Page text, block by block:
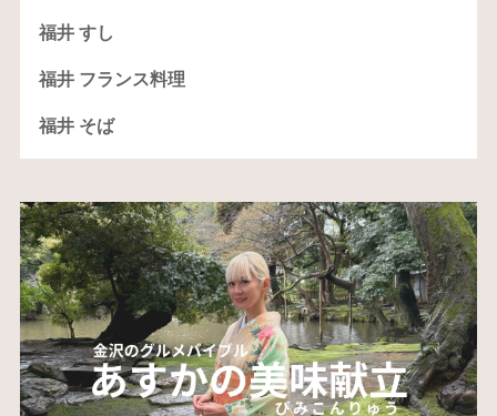
福井 すし
福井 フランス料理
福井 そば